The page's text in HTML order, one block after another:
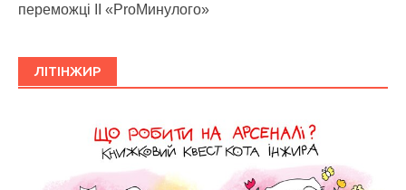
переможці ІІ «ProМинулого»
ЛІТІНЖИР